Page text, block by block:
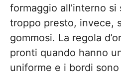
formaggio all’interno
troppo presto, invece,
gommosi. La regola
pronti quando hanno
uniforme e i bordi